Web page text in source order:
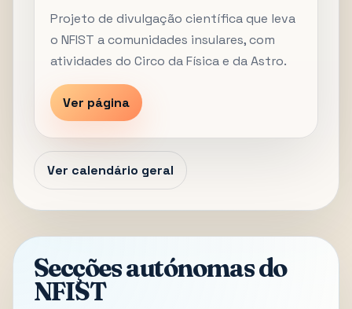
Projeto de divulgação científica que leva
o NFIST a comunidades insulares, com
atividades do Circo da Física e da Astro.
Ver página
Ver calendário geral
Secções autónomas do
NFIST